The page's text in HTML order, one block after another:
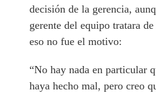
decisión de la gerencia,
gerente del equipo tratara
eso no fue el motivo:
“No hay nada en particular
haya hecho mal, pero creo